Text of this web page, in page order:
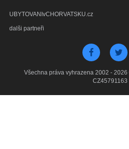
UBYTOVANIvCHORVATSKU.cz
dalši partneři
Všechna práva vyhrazena 2002 - 2026
CZ45791163